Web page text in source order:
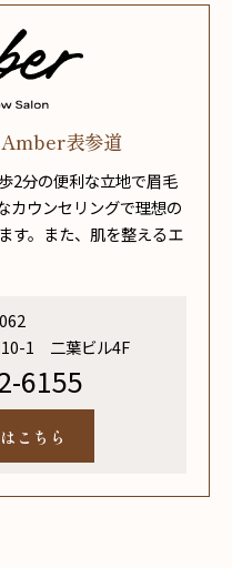
表参道
2分の便利な立地で眉毛
カウンセリングで理想の
す。また、肌を整えるエ
10-1 二葉ビル4F
6155
こちら